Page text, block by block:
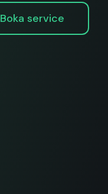
Boka service